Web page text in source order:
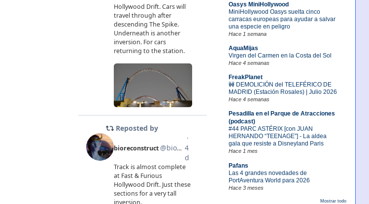
Oasys MiniHollywood
MiniHollywood Oasys suelta cinco
carracas europeas para ayudar a salvar
una especie en peligro
Hace 1 semana
AquaMijas
Virgen del Carmen en la Costa del Sol
Hace 4 semanas
FreakPlanet
🚧 DEMOLICIÓN del TELEFÉRICO DE
MADRID (Estación Rosales) | Julio 2026
Hace 4 semanas
Pesadilla en el Parque de Atracciones
(podcast)
#44 PARC ASTÉRIX [con JUAN
HERNANDO “TEENAGE”] - La aldea
gala que resiste a Disneyland Paris
Hace 1 mes
Pafans
Las 4 grandes novedades de
PortAventura World para 2026
Hace 3 meses
Mostrar todo